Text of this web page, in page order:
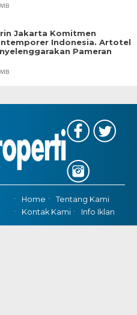
Jakarta Komitmen
Indonesia. Artotel
Pameran
Home
Tentang Kami
Kontak Kami
Info Iklan